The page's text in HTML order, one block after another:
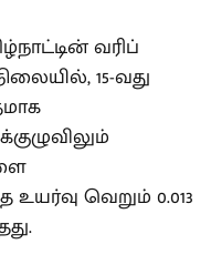
வரிப்
15-வது
வெறும் 0.013